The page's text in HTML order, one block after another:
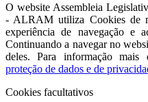
O website Assembleia
- ALRAM utiliza Cookies de
experiência de navegação e
Continuando a navegar no
deles. Para informação mais
proteção de dados e de
Cookies facultativos